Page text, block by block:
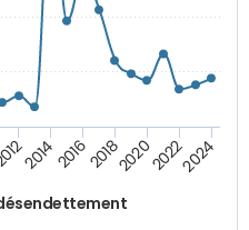
201420162018202020222024